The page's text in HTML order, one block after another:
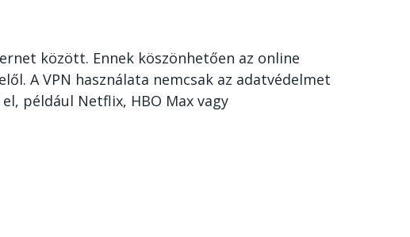
között. Ennek köszönhetően az online
A VPN használata nemcsak az adatvédelmet
például Netflix, HBO Max vagy